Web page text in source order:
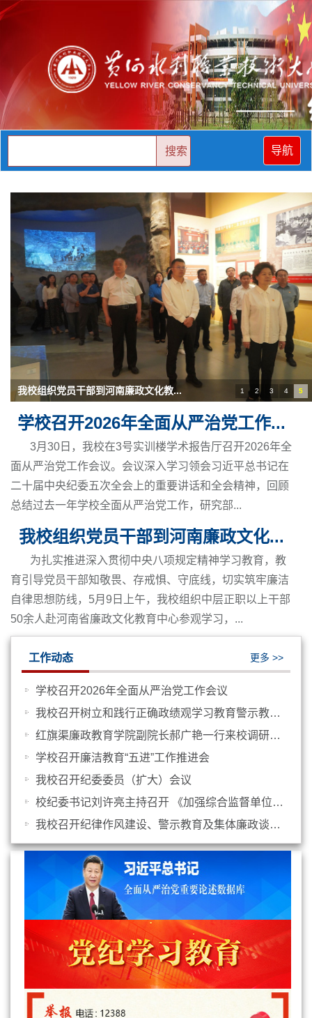
导航
搜索
我校组织党员干部到河南廉政文化教...
我校组织中层正职以上干部赴河南省...
校纪委书记刘许亮主持召开《中国共...
1 2 3 4 5
学校召开2026年全面从严治党工作...
3月30日，我校在3号实训楼学术报告厅召开2026年全
面从严治党工作会议。会议深入学习领会习近平总书记在
二十届中央纪委五次全会上的重要讲话和全会精神，回顾
总结过去一年学校全面从严治党工作，研究部...
我校组织党员干部到河南廉政文化...
为扎实推进深入贯彻中央八项规定精神学习教育，教
育引导党员干部知敬畏、存戒惧、守底线，切实筑牢廉洁
自律思想防线，5月9日上午，我校组织中层正职以上干部
50余人赴河南省廉政文化教育中心参观学习，...
更多 >>
工作动态
学校召开2026年全面从严治党工作会议
我校召开树立和践行正确政绩观学习教育警示教育会议
红旗渠廉政教育学院副院长郝广艳一行来校调研交流
学校召开廉洁教育“五进”工作推进会
我校召开纪委委员（扩大）会议
校纪委书记刘许亮主持召开 《加强综合监督单位党委会会议...
我校召开纪律作风建设、警示教育及集体廉政谈话会议